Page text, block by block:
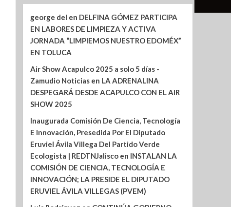
george del en DELFINA GÓMEZ PARTICIPA
EN LABORES DE LIMPIEZA Y ACTIVA
JORNADA “LIMPIEMOS NUESTRO EDOMÉX”
EN TOLUCA
Air Show Acapulco 2025 a solo 5 días -
Zamudio Noticiasen LA ADRENALINA
DESPEGARÁ DESDE ACAPULCO CON EL AIR
SHOW 2025
Inaugurada Comisión De Ciencia, Tecnología
E Innovación, Presedida Por El Diputado
Eruviel Ávila Villega Del Partido Verde
Ecologista | REDTNJaliscoen INSTALAN LA
COMISIÓN DE CIENCIA, TECNOLOGÍA E
INNOVACIÓN; LA PRESIDE EL DIPUTADO
ERUVIEL ÁVILA VILLEGAS (PVEM)